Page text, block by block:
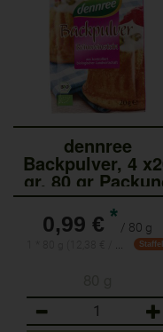
dennree
Backpulver, 4
gr, 80 gr
0,99 € * / 80 g
Staffel